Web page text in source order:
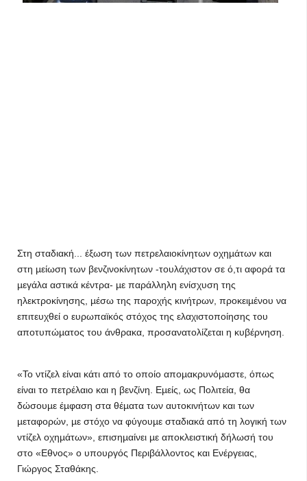
Στη σταδιακή... έξωση των πετρελαιοκίνητων οχηµάτων και
στη µείωση των βενζινοκίνητων -τουλάχιστον σε ό,τι αφορά τα
µεγάλα αστικά κέντρα- µε παράλληλη ενίσχυση της
ηλεκτροκίνησης, µέσω της παροχής κινήτρων, προκειµένου να
επιτευχθεί ο ευρωπαϊκός στόχος της ελαχιστοποίησης του
αποτυπώµατος του άνθρακα, προσανατολίζεται η κυβέρνηση.
«Το ντίζελ είναι κάτι από το οποίο αποµακρυνόµαστε, όπως
είναι το πετρέλαιο και η βενζίνη. Εµείς, ως Πολιτεία, θα
δώσουµε έµφαση στα θέµατα των αυτοκινήτων και των
µεταφορών, µε στόχο να φύγουµε σταδιακά από τη λογική των
ντίζελ οχηµάτων», επισηµαίνει µε αποκλειστική δήλωσή του
στο «Εθνος» ο υπουργός Περιβάλλοντος και Ενέργειας,
Γιώργος Σταθάκης.